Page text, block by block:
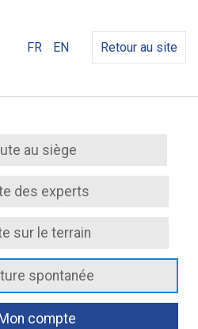
FR EN Retour au site
au siège
des experts
sur le terrain
spontanée
Mon compte